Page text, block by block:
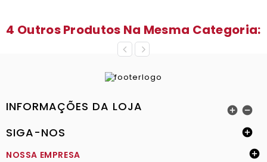
4 Outros Produtos Na Mesma Categoria:
INFORMAÇÕES DA LOJA  
SIGA-NOS

NOSSA EMPRESA
